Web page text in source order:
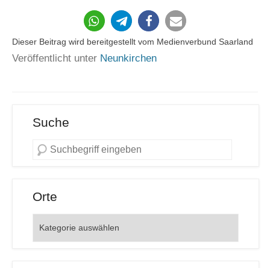
276
Dieser Beitrag wird bereitgestellt vom Medienverbund Saarland
Veröffentlicht unter Neunkirchen
Suche
Orte